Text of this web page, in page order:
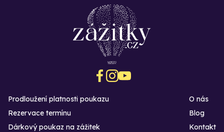
Prodloužení platnosti poukazu
Rezervace termínu
Dárkový poukaz na zážitek
O nás
Blog
Kontakt